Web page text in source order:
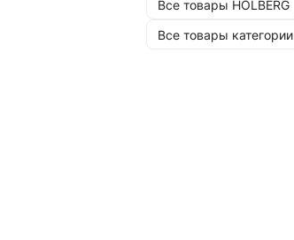
Все товары HOLBERG
Все товары категории